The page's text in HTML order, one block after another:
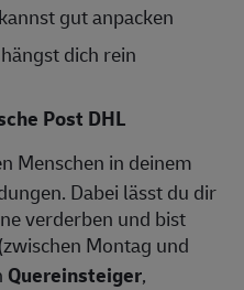
gut anpacken
dich rein
Post DHL
Menschen in deinem
Dabei lässt du dir
verderben und bist
Montag und
Quereinsteiger,